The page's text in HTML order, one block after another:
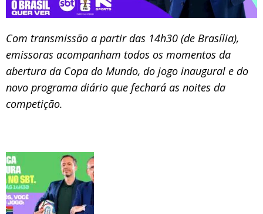
Com transmissão a partir das 14h30 (de Brasília),
emissoras acompanham todos os momentos da
abertura da Copa do Mundo, do jogo inaugural e do
novo programa diário que fechará as noites da
competição.